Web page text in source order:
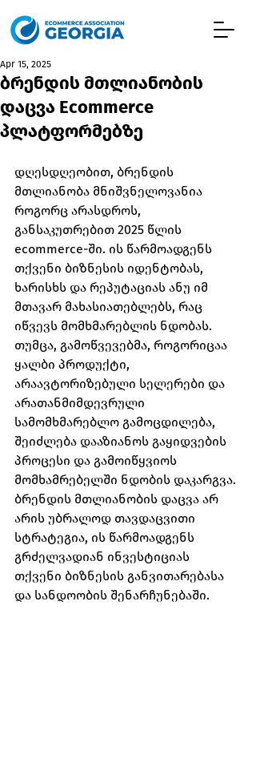
ბრენდის მთლიანობის
დაცვა Ecommerce
პლატფორმებზე
Apr 15, 2025
დღესდღეობით, ბრენდის
მთლიანობა მნიშვნელოვანია
როგორც არასდროს,
განსაკუთრებით 2025 წლის
ecommerce-ში. ის წარმოადგენს
თქვენი ბიზნესის იდენტობას,
ხარისხს და რეპუტაციას ანუ იმ
მთავარ მახასიათებლებს, რაც
იწვევს მომხმარებლის ნდობას.
თუმცა, გამოწვევებმა, როგორიცაა
ყალბი პროდუქტი,
არაავტორიზებული სელერები და
არათანმიმდევრული
სამომხმარებლო გამოცდილება,
შეიძლება დააზიანოს გაყიდვების
პროცესი და გამოიწყვიოს
მომხამრებელში ნდობის დაკარგვა.
ბრენდის მთლიანობის დაცვა არ
არის უბრალოდ თავდაცვითი
სტრატეგია, ის წარმოადგენს
გრძელვადიან ინვესტიციას
თქვენი ბიზნესის განვითარებასა
და სანდოობის შენარჩუნებაში.